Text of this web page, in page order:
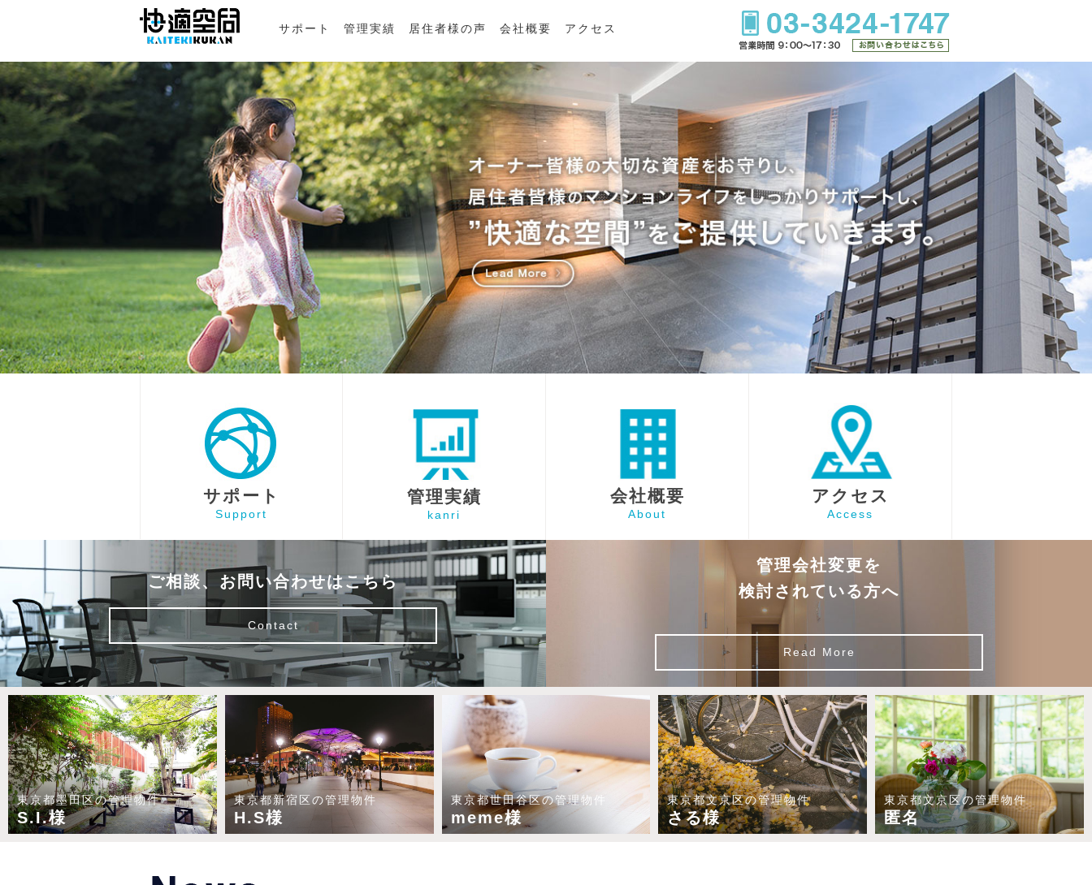
サポート 管理実績 居住者様の声 会社概要 アクセス
サポート
Support
管理実績
kanri
会社概要
About
アクセス
Access
ご相談、お問い合わせはこちら
Contact
管理会社変更を
検討されている方へ
Read More
東京都墨田区の管理物件
S.I.様
東京都新宿区の管理物件
H.S様
東京都世田谷区の管理物件
meme様
東京都文京区の管理物件
さる様
東京都文京区の管理物件
匿名